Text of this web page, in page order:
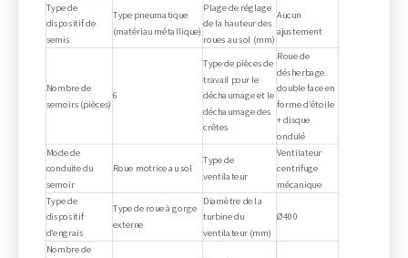
Type de
dispositif de
semis
Type pneumatique
(matériau métallique)
Plage de réglage
de la hauteur des
roues au sol (mm)
Aucun
ajustement
Nombre de
semoirs (pièces)
6
Type de pièces de
travail pour le
déchaumage et le
déchaumage des
crêtes
Roue de
désherbage
double face en
forme d'étoile
+ disque
ondulé
Mode de
conduite du
semoir
Roue motrice au sol
Type de
ventilateur
Ventilateur
centrifuge
mécanique
Type de
dispositif
d'engrais
Type de roue à gorge
externe
Diamètre de la
turbine du
ventilateur (mm)
Ø400
Nombre de